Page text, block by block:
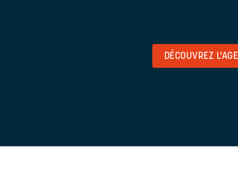
DÉCOUVREZ